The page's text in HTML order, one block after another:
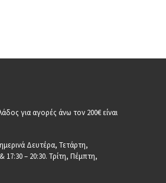
για αγορές άνω τον 200€ είναι
Δευτέρα, Τετάρτη,
17:30 – 20:30. Τρίτη, Πέμπτη,